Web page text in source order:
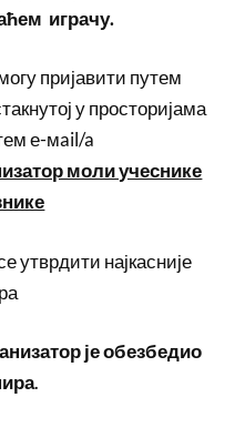
играчу.
пријавити путем
у просторијама
е-мail/a
моли учеснике
утврдити најкасније
је обезбедио
.